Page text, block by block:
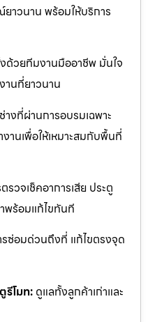
าวนาน พร้อมให้บริการ
ด้วยทีมงานมืออาชีพ มั่นใจ
านที่ยาวนาน
างที่ผ่านการอบรมเฉพาะ
านเพื่อให้เหมาะสมกับพื้นที่
รวจเช็คอาการเสีย ประตู
พร้อมแก้ไขทันที
ซ่อมด่วนถึงที่ แก้ไขตรงจุด
รีโมท: ดูแลทั้งลูกค้าเก่าและ